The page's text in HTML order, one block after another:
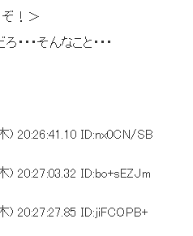
！＞
んなこと・・・
) 20:26:41.10 ID:nx0CN/SB
) 20:27:03.32 ID:bo+sEZJm
) 20:27:27.85 ID:jiFCOPB+